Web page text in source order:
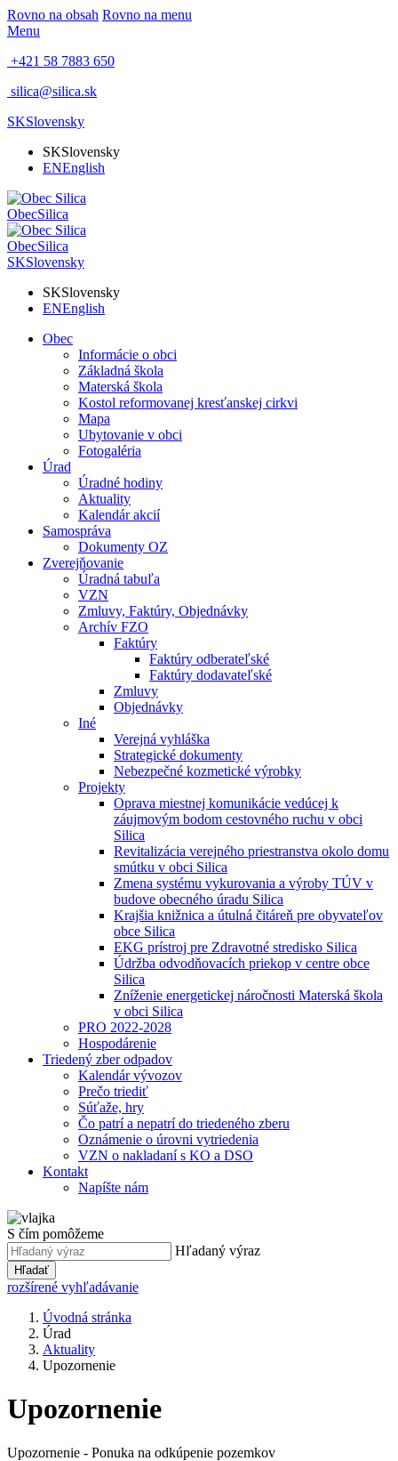
Rovno na obsah Rovno na menu
Menu
+421 58 7883 650
silica@silica.sk
SKSlovensky
SKSlovensky
ENEnglish
ObecSilica
ObecSilica
SKSlovensky
SKSlovensky
ENEnglish
Obec
Informácie o obci
Základná škola
Materská škola
Kostol reformovanej kresťanskej cirkvi
Mapa
Ubytovanie v obci
Fotogaléria
Úrad
Úradné hodiny
Aktuality
Kalendár akcií
Samospráva
Dokumenty OZ
Zverejňovanie
Úradná tabuľa
VZN
Zmluvy, Faktúry, Objednávky
Archív FZO
Faktúry
Faktúry odberateľské
Faktúry dodavateľské
Zmluvy
Objednávky
Iné
Verejná vyhláška
Strategické dokumenty
Nebezpečné kozmetické výrobky
Projekty
Oprava miestnej komunikácie vedúcej k
záujmovým bodom cestovného ruchu v obci
Silica
Revitalizácia verejného priestranstva okolo domu
smútku v obci Silica
Zmena systému vykurovania a výroby TÚV v
budove obecného úradu Silica
Krajšia knižnica a útulná čitáreň pre obyvateľov
obce Silica
EKG prístroj pre Zdravotné stredisko Silica
Údržba odvodňovacích priekop v centre obce
Silica
Zníženie energetickej náročnosti Materská škola
v obci Silica
PRO 2022-2028
Hospodárenie
Triedený zber odpadov
Kalendár vývozov
Prečo triediť
Súťaže, hry
Čo patrí a nepatrí do triedeného zberu
Oznámenie o úrovni vytriedenia
VZN o nakladaní s KO a DSO
Kontakt
Napíšte nám
S čím pomôžeme
Hľadaný výraz
Hľadať
rozšírené vyhľadávanie
Úvodná stránka
Úrad
Aktuality
Upozornenie
Upozornenie
Upozornenie - Ponuka na odkúpenie pozemkov